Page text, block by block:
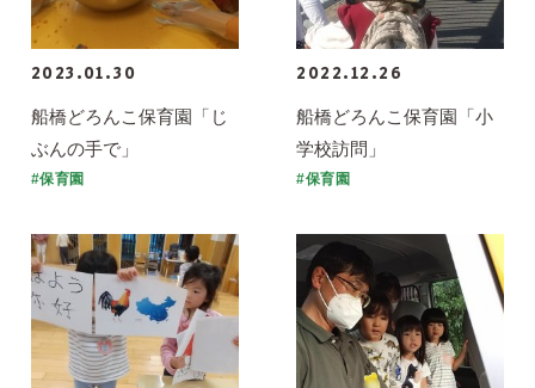
2023.01.30
船橋どろんこ保育園「じ
ぶんの手で」
#保育園
2022.12.26
船橋どろんこ保育園「小
学校訪問」
#保育園